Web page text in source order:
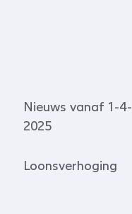
Nieuws vanaf 1-4-
2025
Loonsverhoging